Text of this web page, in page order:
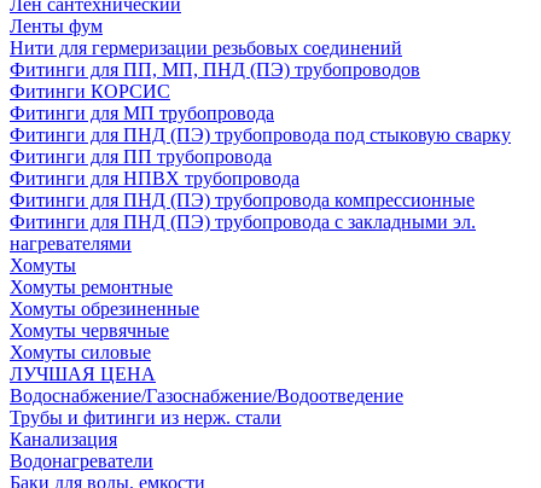
Лен сантехнический
Ленты фум
Нити для гермеризации резьбовых соединений
Фитинги для ПП, МП, ПНД (ПЭ) трубопроводов
Фитинги КОРСИС
Фитинги для МП трубопровода
Фитинги для ПНД (ПЭ) трубопровода под стыковую сварку
Фитинги для ПП трубопровода
Фитинги для НПВХ трубопровода
Фитинги для ПНД (ПЭ) трубопровода компрессионные
Фитинги для ПНД (ПЭ) трубопровода с закладными эл.
нагревателями
Хомуты
Хомуты ремонтные
Хомуты обрезиненные
Хомуты червячные
Хомуты силовые
ЛУЧШАЯ ЦЕНА
Водоснабжение/Газоснабжение/Водоотведение
Трубы и фитинги из нерж. стали
Канализация
Водонагреватели
Баки для воды, емкости